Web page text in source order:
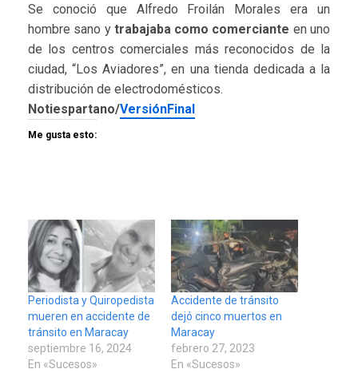
Se conoció que Alfredo Froilán Morales era un
hombre sano y trabajaba como comerciante en uno
de los centros comerciales más reconocidos de la
ciudad, “Los Aviadores”, en una tienda dedicada a la
distribución de electrodomésticos.
Notiespartano/VersiónFinal
Me gusta esto:
Periodista y Quiropedista
mueren en accidente de
tránsito en Maracay
septiembre 16, 2024
En «Sucesos»
Accidente de tránsito
dejó cinco muertos en
Maracay
febrero 27, 2023
En «Sucesos»